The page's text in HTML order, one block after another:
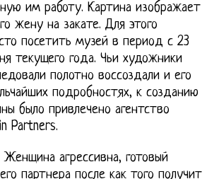
им работу. Картина изображает
жену на закате. Для этого
посетить музей в период с 23
текущего года. Чьи художники
полотно воссоздали и его
подробностях, к созданию
было привлечено агентство
Partners.
Женщина агрессивна, готовый
партнера после как того получит